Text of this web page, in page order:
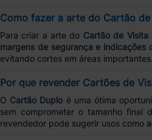
Como fazer a arte do Cartão
Para criar a arte do Cartão de Visita
margens de segurança e indicações
evitando cortes em áreas
Por que revender Cartões de
O Cartão Duplo é uma ótima
sem comprometer o tamanho final
revendedor pode sugerir usos como